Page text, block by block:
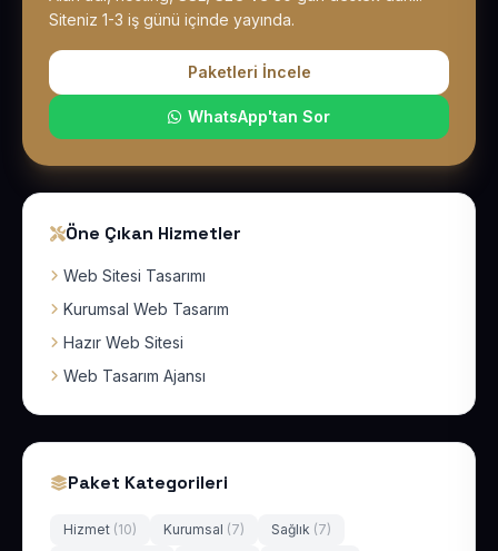
Siteniz 1-3 iş günü içinde yayında.
Paketleri İncele
WhatsApp'tan Sor
Öne Çıkan Hizmetler
Web Sitesi Tasarımı
Kurumsal Web Tasarım
Hazır Web Sitesi
Web Tasarım Ajansı
Paket Kategorileri
Hizmet (10) Kurumsal (7) Sağlık (7)